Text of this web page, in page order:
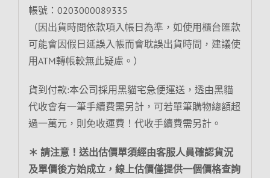
帳號：0203000089335
（因出貨時間依款項入帳日為準，如使用櫃台匯款
可能會因假日延誤入帳而會耽誤出貨時間，建議使
用ATM轉帳較無此疑慮。）
貨到付款:本公司採用黑貓宅急便運送，透由黑貓
代收會有一筆手續費需另計，可若單筆購物總額超
過一萬元，則免收運費！代收手續費需另計。
＊ 請注意！送出估價單須經由客服人員確認貨況
及單價後方始成立，線上估價僅提供一個價格查詢